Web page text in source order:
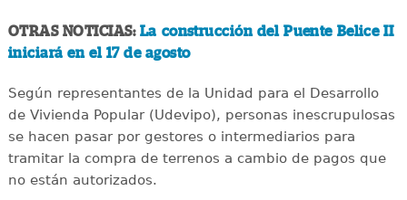
OTRAS NOTICIAS: La construcción del Puente Belice II
iniciará en el 17 de agosto
Según representantes de la Unidad para el Desarrollo
de Vivienda Popular (Udevipo), personas inescrupulosas
se hacen pasar por gestores o intermediarios para
tramitar la compra de terrenos a cambio de pagos que
no están autorizados.